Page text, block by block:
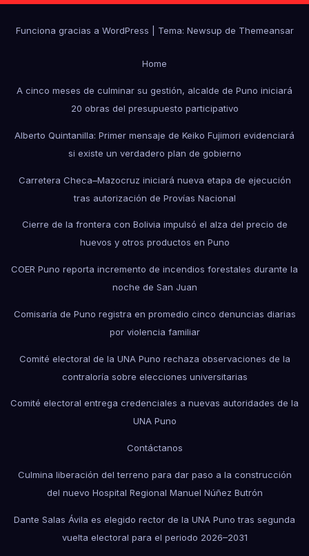
Funciona gracias a WordPress Tema: Newsup de Themeansar
Home
A cinco meses de culminar su gestión, alcalde de Puno iniciará
20 obras del presupuesto participativo
Alberto Quintanilla: Primer mensaje de Keiko Fujimori evidenciará
si existe un verdadero plan de gobierno
Carretera Checa–Mazocruz iniciará nueva etapa de ejecución
tras autorización de Provías Nacional
Cierre de la frontera con Bolivia impulsó el alza del precio de
huevos y otros productos en Puno
COER Puno reporta incremento de incendios forestales durante la
noche de San Juan
Comisaría de Puno registra en promedio cinco denuncias diarias
por violencia familiar
Comité electoral de la UNA Puno rechaza observaciones de la
contraloría sobre elecciones universitarias
Comité electoral entrega credenciales a nuevas autoridades de la
UNA Puno
Contáctanos
Culmina liberación del terreno para dar paso a la construcción
del nuevo Hospital Regional Manuel Núñez Butrón
Dante Salas Ávila es elegido rector de la UNA Puno tras segunda
vuelta electoral para el periodo 2026–2031